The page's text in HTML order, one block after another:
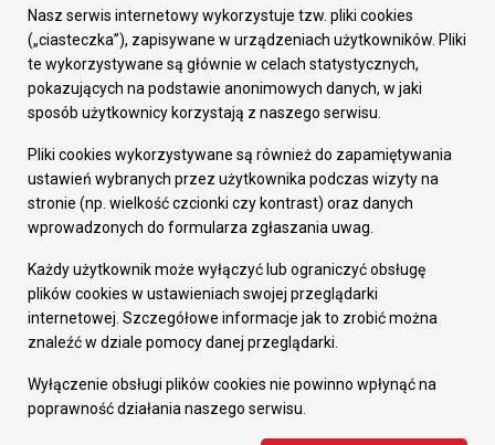
Załatw sprawę
Prezydent Miasta
Rada Miasta
Wydziały
Elektroniczna Skrzynka Podawcza
Gospodarka
Fundusze europejskie
Środki krajowe
Oferty inwestycyjne
Pozostałe
Deklaracja dostępności
Dane osobowe
Dodaj opinię o witrynie
Nasz serwis internetowy wykorzystuje tzw. pliki cookies
(„ciasteczka”), zapisywane w urządzeniach użytkowników. Pliki
te wykorzystywane są głównie w celach statystycznych,
pokazujących na podstawie anonimowych danych, w jaki
sposób użytkownicy korzystają z naszego serwisu.
Pliki cookies wykorzystywane są również do zapamiętywania
ustawień wybranych przez użytkownika podczas wizyty na
stronie (np. wielkość czcionki czy kontrast) oraz danych
wprowadzonych do formularza zgłaszania uwag.
Każdy użytkownik może wyłączyć lub ograniczyć obsługę
plików cookies w ustawieniach swojej przeglądarki
internetowej. Szczegółowe informacje jak to zrobić można
znaleźć w dziale pomocy danej przeglądarki.
Wyłączenie obsługi plików cookies nie powinno wpłynąć na
poprawność działania naszego serwisu.